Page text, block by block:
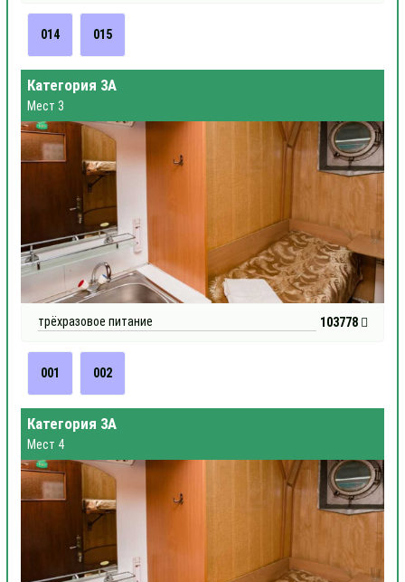
014 015
Категория 3А
Мест 3
трёхразовое питание 103778
001 002
Категория 3А
Мест 4